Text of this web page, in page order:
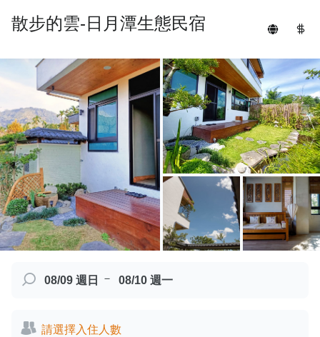
散步的雲-日月潭生態民宿
08/09 週日 － 08/10 週一
請選擇入住人數